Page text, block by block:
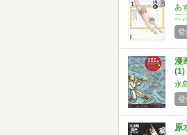
あ
二,
登
漫
(1)
永
登
原